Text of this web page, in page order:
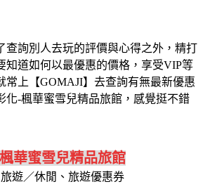
查詢別人去玩的評價與心得之外，精打
知道如何以最優惠的價格，享受VIP等
常上【GOMAJI】去查詢有無最新優惠
化-楓華蜜雪兒精品旅館，感覺挺不錯
華蜜雪兒精品旅館
遊／休閒、旅遊優惠券